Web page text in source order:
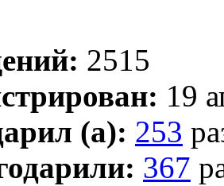
2515
19
(а): 253
367